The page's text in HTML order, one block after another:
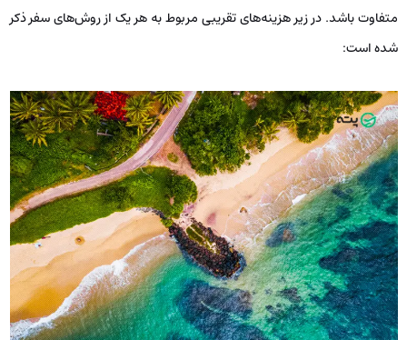
متفاوت باشد. در زیر هزینه‌های تقریبی مربوط به هر یک از روش‌های سفر ذکر
شده است: